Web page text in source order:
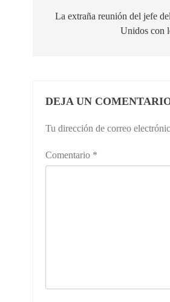
deLa extraña reunión del jefe
Unidos con
DEJA UN
Tu dirección de correo
Comentario *